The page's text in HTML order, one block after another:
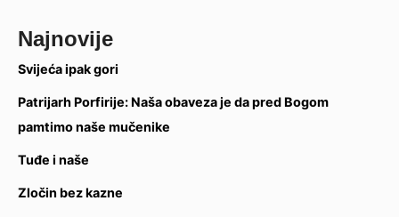
Najnovije
Svijeća ipak gori
Patrijarh Porfirije: Naša obaveza je da pred Bogom
pamtimo naše mučenike
Tuđe i naše
Zločin bez kazne